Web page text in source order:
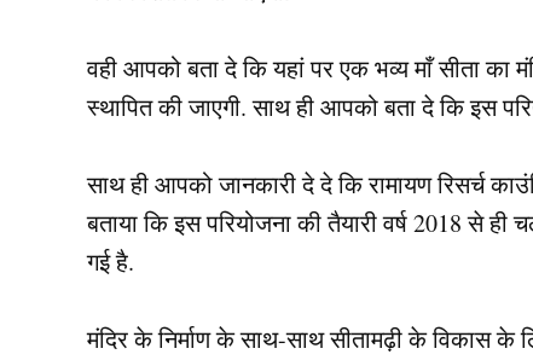
वही आपको बता दे कि यहां पर एक भव्य माँ सीता का
स्थापित की जाएगी. साथ ही आपको बता दे कि इस
साथ ही आपको जानकारी दे दे कि रामायण रिसर्च
बताया कि इस परियोजना की तैयारी वर्ष 2018 से
गई है.
मंदिर के निर्माण के साथ-साथ सीतामढ़ी के विकास के